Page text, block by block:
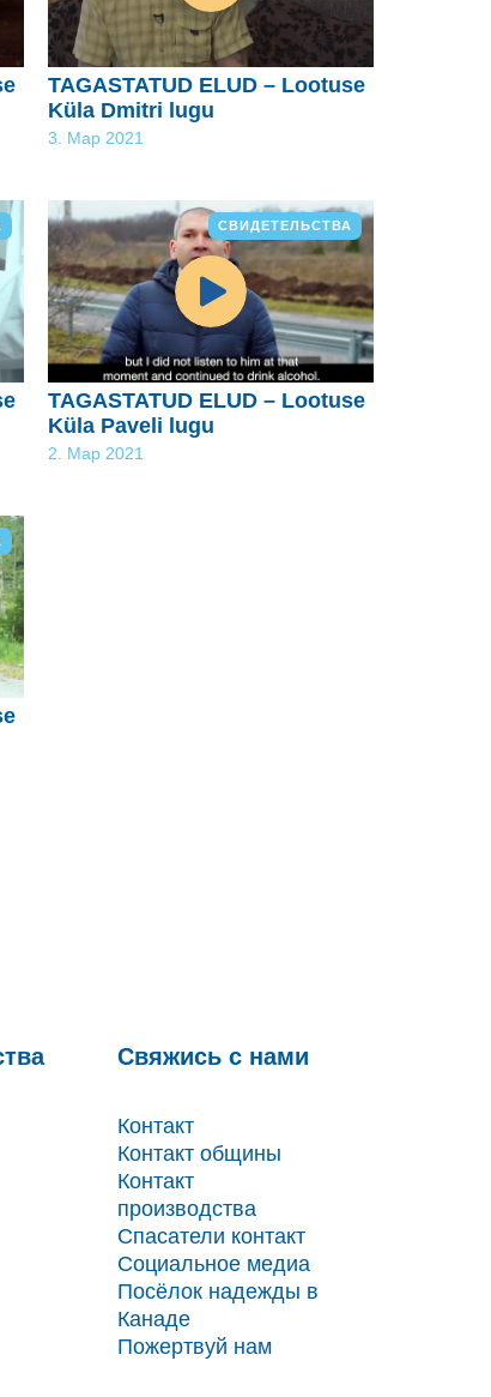
TAGASTATUD ELUD – Lootuse
Küla Dmitri lugu
3. Мар 2021
СВИДЕТЕЛЬСТВА
TAGASTATUD ELUD – Lootuse
Küla Paveli lugu
2. Мар 2021
Свяжись с нами
Контакт
Контакт общины
Контакт
производства
Спасатели контакт
Социальное медиа
Посёлок надежды в
Канаде
Пожертвуй нам